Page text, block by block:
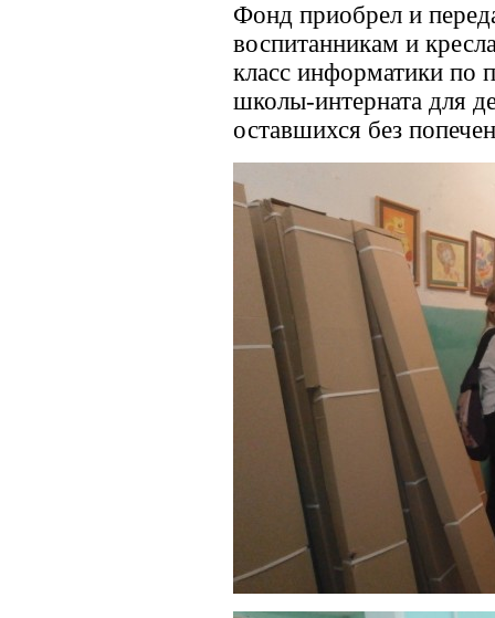
Фонд приобрел и
воспитанникам и
класс информатики по
школы-интерната для
оставшихся без